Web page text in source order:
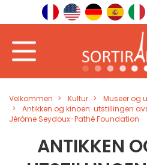
Velkommen Kultur
Museer og
Antikken og kinoen: utstillingen
Jérôme Seydoux-Pathé Foundation
ANTIKKEN